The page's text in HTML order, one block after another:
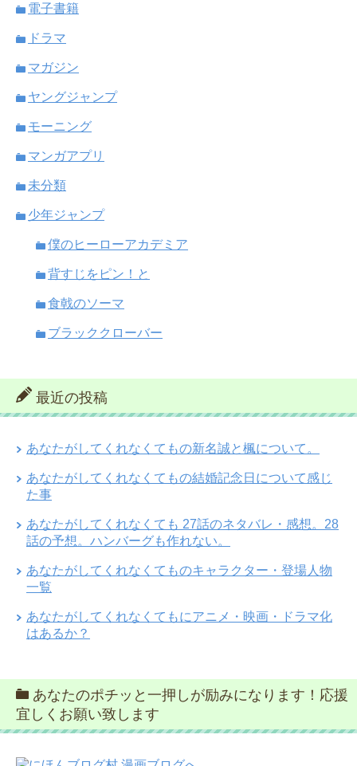
電子書籍
ドラマ
マガジン
ヤングジャンプ
モーニング
マンガアプリ
未分類
少年ジャンプ
僕のヒーローアカデミア
背すじをピン！と
食戟のソーマ
ブラッククローバー
最近の投稿
あなたがしてくれなくてもの新名誠と楓について。
あなたがしてくれなくてもの結婚記念日について感じ
た事
あなたがしてくれなくても 27話のネタバレ・感想。28
話の予想。ハンバーグも作れない。
あなたがしてくれなくてものキャラクター・登場人物
一覧
あなたがしてくれなくてもにアニメ・映画・ドラマ化
はあるか？
あなたのポチッと一押しが励みになります！応援
宜しくお願い致します